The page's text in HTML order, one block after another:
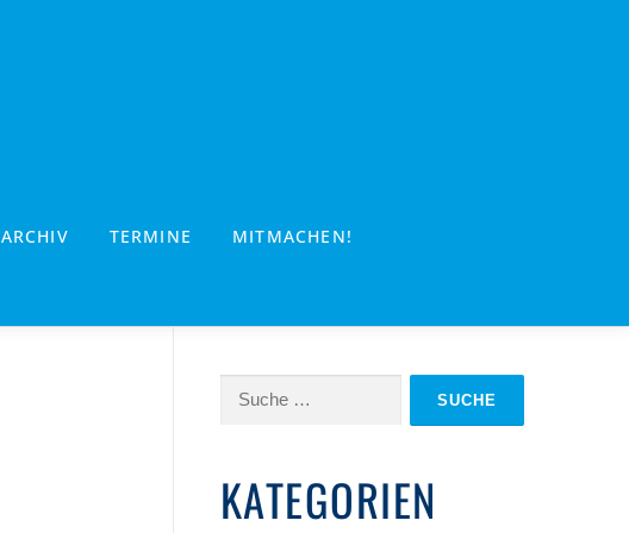
ARCHIV TERMINE MITMACHEN!
Suche
KATEGORIEN